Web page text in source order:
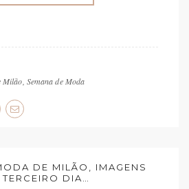
Milão Semana de Moda
DE MILÃO, IMAGENS
DIA…